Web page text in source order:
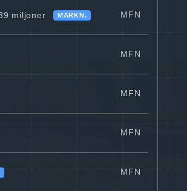
miljoner MARKN. MFN
MFN
MFN
MFN
MFN